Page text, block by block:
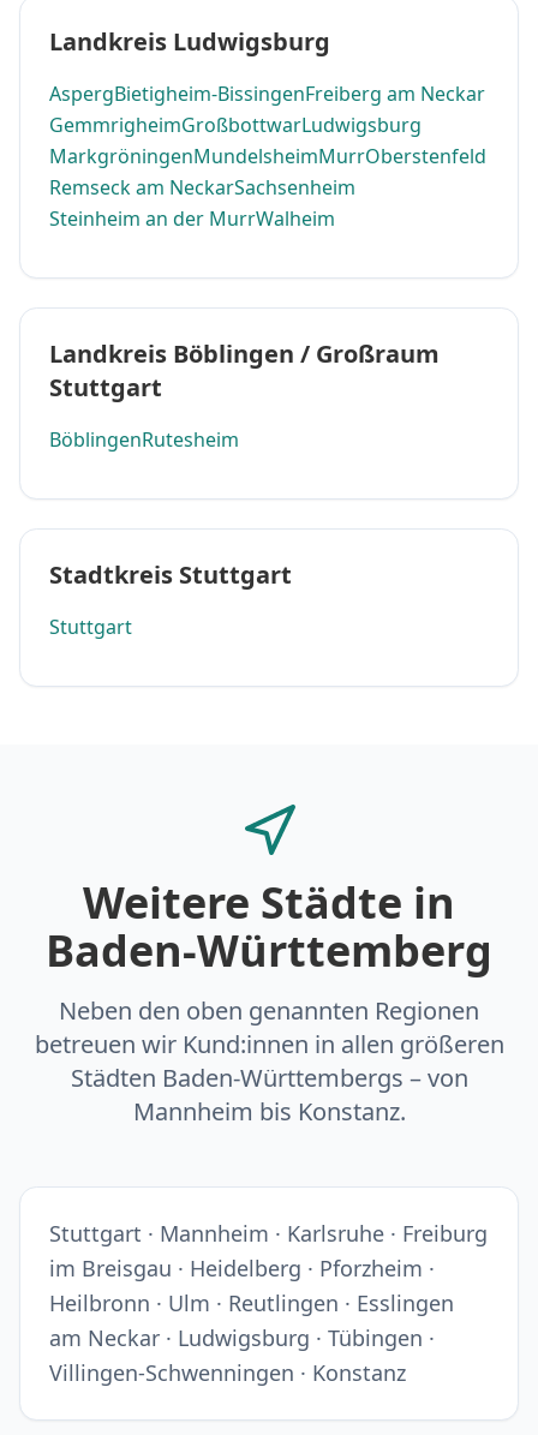
Landkreis Ludwigsburg
AspergBietigheim-BissingenFreiberg am Neckar
GemmrigheimGroßbottwarLudwigsburg
MarkgröningenMundelsheimMurrOberstenfeld
Remseck am NeckarSachsenheim
Steinheim an der MurrWalheim
Landkreis Böblingen / Großraum
Stuttgart
BöblingenRutesheim
Stadtkreis Stuttgart
Stuttgart
Weitere Städte in
Baden-Württemberg
Neben den oben genannten Regionen
betreuen wir Kund:innen in allen größeren
Städten Baden-Württembergs – von
Mannheim bis Konstanz.
Stuttgart · Mannheim · Karlsruhe · Freiburg
im Breisgau · Heidelberg · Pforzheim ·
Heilbronn · Ulm · Reutlingen · Esslingen
am Neckar · Ludwigsburg · Tübingen ·
Villingen-Schwenningen · Konstanz